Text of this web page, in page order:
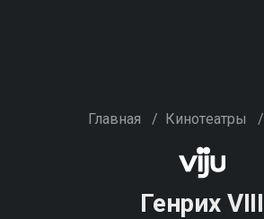
Главная / Кинотеатры /
Генрих VIII